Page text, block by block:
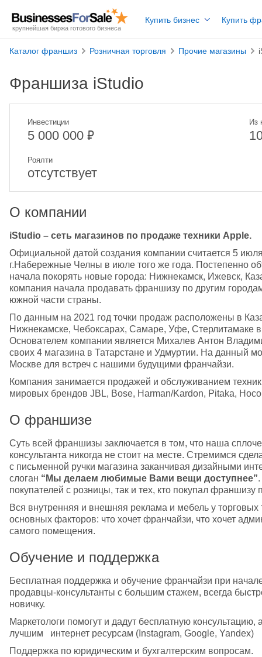
крупнейшая биржа готового бизнеса
Купить бизнес Купить
Каталог франшиз Розничная торговля Прочие магазины
Франшиза iStudio
Инвестиции
5 000 000 ₽
Из
Роялти
отсутствует
О компании
iStudio – сеть магазинов по продаже техники Apple.
Официальной датой создания компании считается 5
г.Набережные Челны в июле того же года. Постепенно
начала покорять новые города: Нижнекамск, Ижевск,
компания начала продавать франшизу по другим
южной части страны.
По данным на 2021 год точки продаж расположены в
Нижнекамске, Чебоксарах, Самаре, Уфе, Стерлитамаке
Основателем компании является Михалев Антон
своих 4 магазина в Татарстане и Удмуртии. На данный
Москве для встреч с нашими будущими франчайзи.
Компания занимается продажей и обслуживанием
мировых брендов JBL, Bose, Harman/Kardon, Pitaka,
О франшизе
Суть всей франшизы заключается в том, что наша
консультанта никогда не стоит на месте. Стремимся
с письменной ручки магазина заканчивая дизайными
слоган “Мы делаем любимые Вами вещи доступнее”
покупателей с розницы, так и тех, кто покупал франшизу
Вся внутренняя и внешняя реклама и мебель у торговых
основных факторов: что хочет франчайзи, что хочет
самого помещения.
Обучение и поддержка
Бесплатная поддержка и обучение франчайзи при
продавцы-консультанты с большим стажем, всегда
новичку.
Маркетологи помогут и дадут бесплатную
лучшим   интернет ресурсам (Instagram, Google, Yandex)
Поддержка по юридическим и бухгалтерским вопросам.